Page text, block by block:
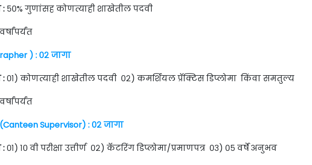
: ५०% गुणांसह कोणत्याही शाखेतील पदवी
) : ०२ जागा
: ०१) कोणत्याही शाखेतील पदवी ०२) कमर्शियल प्रॅक्टिस डिप्लोमा किंवा समतुल्य
Supervisor) : ०२ जागा
: ०१) १० वी परीक्षा उत्तीर्ण ०२) कॅटरिंग डिप्लोमा/प्रमाणपत्र ०३) ०५ वर्षे अनुभव